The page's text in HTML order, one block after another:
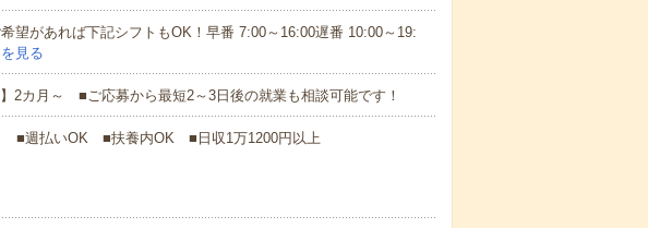
望があれば下記シフトもOK！早番 7:00～16:00遅番 10:00～19:
見る
2カ月～ ■ご応募から最短2～3日後の就業も相談可能です！
■週払いOK ■扶養内OK ■日収1万1200円以上